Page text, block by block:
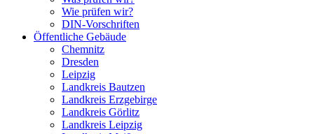
Wie prüfen wir?
DIN-Vorschriften
Öffentliche Gebäude
Chemnitz
Dresden
Leipzig
Landkreis Bautzen
Landkreis Erzgebirge
Landkreis Görlitz
Landkreis Leipzig